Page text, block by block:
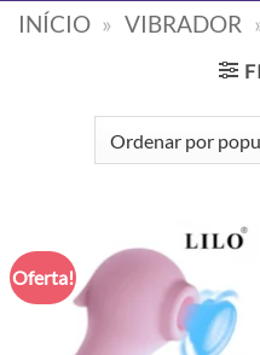
INÍCIO » VIBRADOR
Oferta!